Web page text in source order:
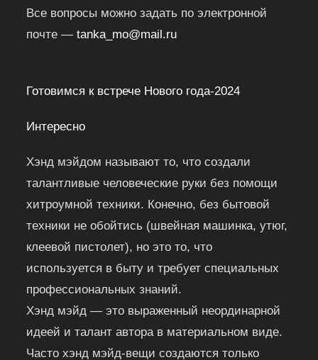
Все вопросы можно задать по электронной
почте —tanka_mo@mail.ru
Готовимся к встрече Нового года-2024
Интересно
Хэнд мэйдом называют то, что создали
талантливые человеческие руки без помощи
хитроумной техники. Конечно, без бытовой
техники не обойтись (швейная машинка, утюг,
клеевой пистолет), но это то, что
используется в быту и требует специальных
профессиональных знаний.
Хэнд мэйд — это выраженный неординарной
идеей и талант автора в материальном виде.
Часто хэнд мэйд-вещи создаются только